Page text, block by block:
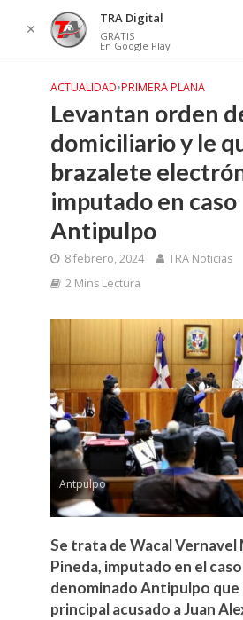
ACTUALIDAD•PRIMERA PLANA
Levantan orden
domiciliario y le
brazalete
imputado en caso
Antipulpo
8 febrero, 2024
TRA Noticias
2 Mins Lectura
Antpulpo
Se trata de Wacal Vernavel
Pineda, imputado en el
denominado Antipulpo
principal acusado a Juan
✕
TRA Digital
GRATIS
En Google Play